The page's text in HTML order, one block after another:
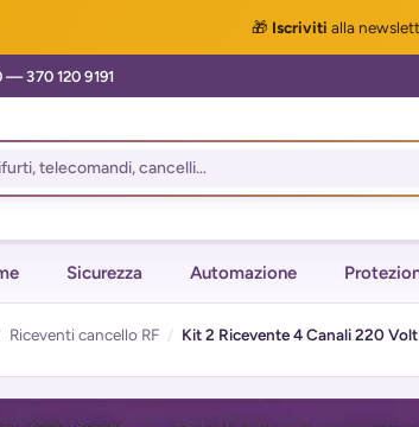
🎁 Iscriviti alla
Sicurezza Automazione
Riceventi cancello RF / Kit 2 Ricevente 4 Canali 220